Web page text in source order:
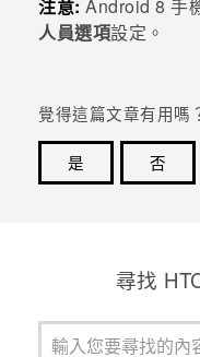
注意: Android 8 手
人員選項設定。
覺得這篇文章有用嗎
是
否
尋找